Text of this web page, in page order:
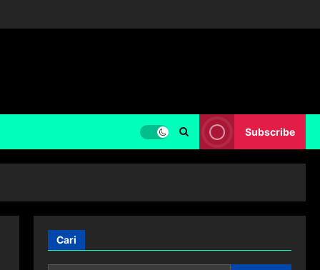
Subscribe
Cari